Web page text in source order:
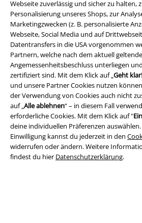
Webseite zuverlässig und sicher zu halten,
Personalisierung unseres Shops, zur
Marketingzwecken (z. B. personalisierte
Webseite, Social Media und auf
Datentransfers in die USA vorgenommen
Partnern, welche nach dem aktuell
Angemessenheitsbeschluss unterliegen
zertifiziert sind. Mit dem Klick auf „Geht klar!
und unsere Partner Cookies nutzen
der Verwendung von Cookies auch nicht
auf „Alle ablehnen“ – in diesem Fall
erforderliche Cookies. Mit dem Klick auf "
deine individuellen Präferenzen
Einwilligung kannst du jederzeit in den
widerrufen oder ändern. Weitere
findest du hier Datenschutzerklärung.
Rechtliches
AGB
Impressum
Datenschutz